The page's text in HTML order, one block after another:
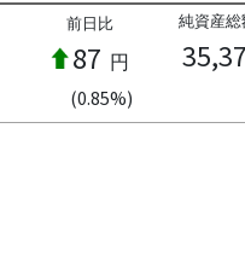
前日比
87 円
(0.85%)
純資産総